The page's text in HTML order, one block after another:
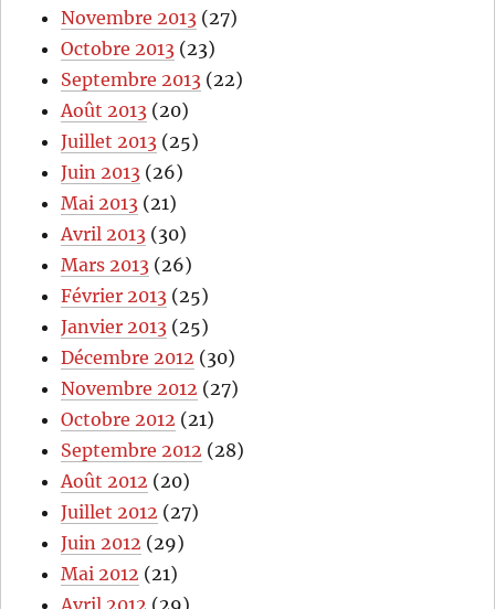
Novembre 2013 (27)
Octobre 2013 (23)
Septembre 2013 (22)
Août 2013 (20)
Juillet 2013 (25)
Juin 2013 (26)
Mai 2013 (21)
Avril 2013 (30)
Mars 2013 (26)
Février 2013 (25)
Janvier 2013 (25)
Décembre 2012 (30)
Novembre 2012 (27)
Octobre 2012 (21)
Septembre 2012 (28)
Août 2012 (20)
Juillet 2012 (27)
Juin 2012 (29)
Mai 2012 (21)